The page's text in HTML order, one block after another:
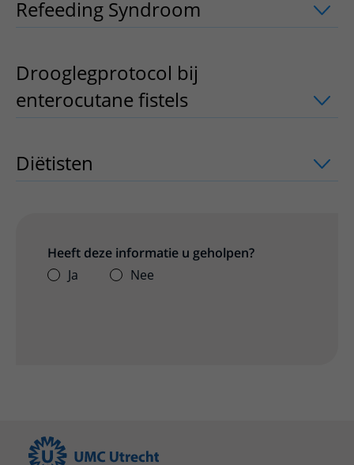
Refeeding Syndroom uitklapper, klik
Drooglegprotocol bij
enterocutane fistels uitklapper, klik
Diëtisten uitklapper, klik om te openen
Heeft deze informatie u geholpen?
Ja
Nee